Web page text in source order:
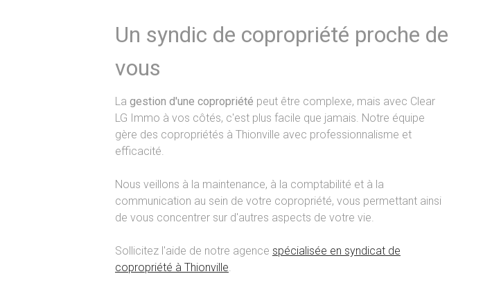
Un syndic de copropriété proche de
vous
La gestion d'une copropriété peut être complexe, mais avec Clear
LG Immo à vos côtés, c'est plus facile que jamais. Notre équipe
gère des copropriétés à Thionville avec professionnalisme et
efficacité.
Nous veillons à la maintenance, à la comptabilité et à la
communication au sein de votre copropriété, vous permettant ainsi
de vous concentrer sur d'autres aspects de votre vie.
Sollicitez l'aide de notre agence spécialisée en syndicat de
copropriété à Thionville